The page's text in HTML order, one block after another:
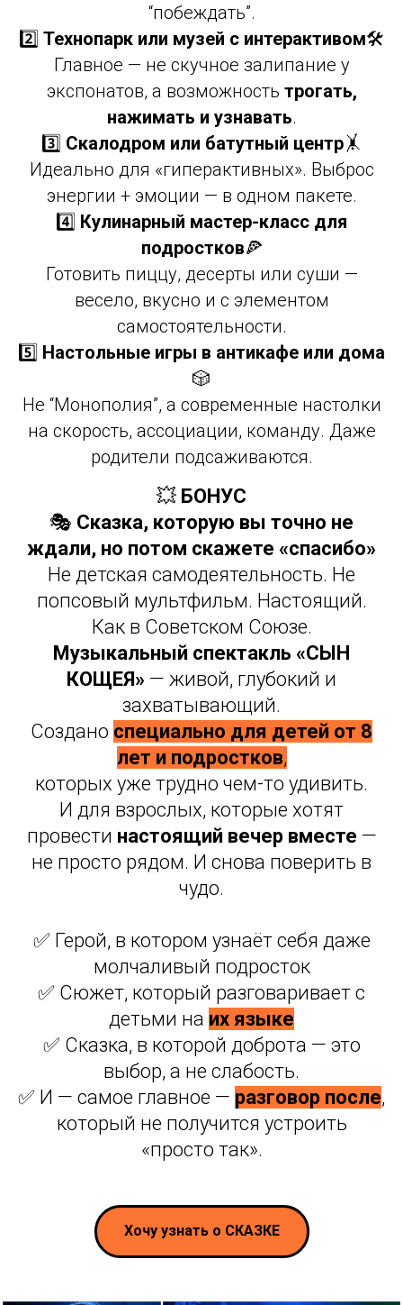
“побеждать”.
2️⃣ Технопарк или музей с интерактивом🛠
Главное — не скучное залипание у
экспонатов, а возможность трогать,
нажимать и узнавать.
3️⃣ Скалодром или батутный центр🤸
Идеально для «гиперактивных». Выброс
энергии + эмоции — в одном пакете.
4️⃣ Кулинарный мастер-класс для
подростков🍕
Готовить пиццу, десерты или суши —
весело, вкусно и с элементом
самостоятельности.
5️⃣ Настольные игры в антикафе или дома
🎲
Не “Монополия”, а современные настолки
на скорость, ассоциации, команду. Даже
родители подсаживаются.
💥 БОНУС
🎭 Сказка, которую вы точно не
ждали, но потом скажете «спасибо»
Не детская самодеятельность. Не
попсовый мультфильм. Настоящий.
Как в Советском Союзе.
Музыкальный спектакль «СЫН
КОЩЕЯ» — живой, глубокий и
захватывающий.
Создано специально для детей от 8
лет и подростков,
которых уже трудно чем-то удивить.
И для взрослых, которые хотят
провести настоящий вечер вместе —
не просто рядом. И снова поверить в
чудо.
✅ Герой, в котором узнаёт себя даже
молчаливый подросток
✅ Сюжет, который разговаривает с
детьми на их языке
✅ Сказка, в которой доброта — это
выбор, а не слабость.
✅ И — самое главное — разговор после,
который не получится устроить
«просто так».
Хочу узнать о СКАЗКЕ